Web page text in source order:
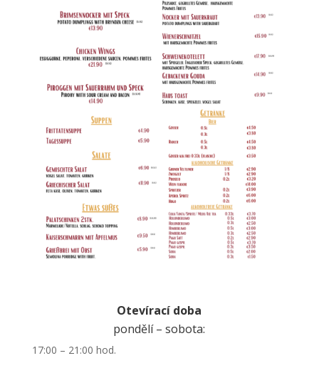
Otevírací doba
pondělí – sobota:
17:00 – 21:00 hod.